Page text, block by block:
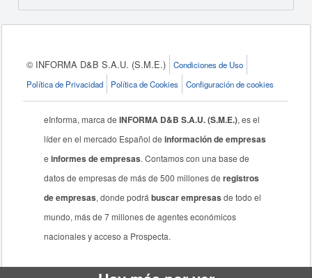
© INFORMA D&B S.A.U. (S.M.E.)
Condiciones de Uso
Política de Privacidad
Política de Cookies Configuración de cookies
eInforma, marca deINFORMA D&B S.A.U. (S.M.E.), es el
líder en el mercado Español deinformación de empresas
einformes de empresas. Contamos con una base de
datos de empresas de más de 500 millones deregistros
de empresas, donde podrábuscar empresas de todo el
mundo, más de 7 millones de agentes económicos
nacionales y acceso a Prospecta.